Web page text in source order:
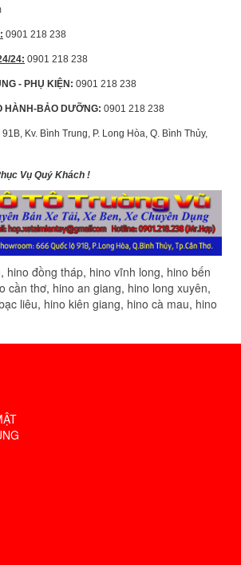
: 0901 218 238
24: 0901 218 238
- PHỤ KIỆN: 0901 218 238
HÀNH-BẢO DƯỠNG: 0901 218 238
Kv. Bình Trung, P. Long Hòa, Q. Bình Thủy,
Vụ Quý Khách !
, hino đồng tháp, hino vĩnh long, hino bến
cần thơ, hino an giang, hino long xuyên,
liêu, hino kiên giang, hino cà mau, hino